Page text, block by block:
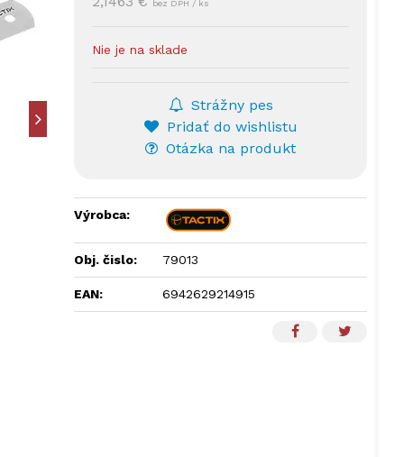
bez DPH / ks
Nie je na sklade
Strážny pes
Pridať do wishlistu
Otázka na produkt
Výrobca:
Obj. čislo: 79013
EAN: 6942629214915